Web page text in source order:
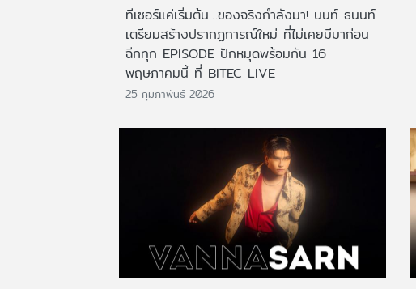
ทีเซอร์แค่เริ่มต้น…ของจริงกำลังมา! นนท์ ธนนท์
เตรียมสร้างปรากฏการณ์ใหม่ ที่ไม่เคยมีมาก่อน
ฉีกทุก EPISODE ปักหมุดพร้อมกัน 16
พฤษภาคมนี้ ที่ BITEC LIVE
25 กุมภาพันธ์ 2026